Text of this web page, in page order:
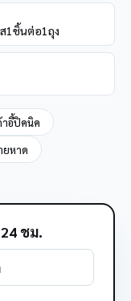
1ชิ้นต่อ1ถุง
าอี้ปิคนิค
ยหาด
ชม.